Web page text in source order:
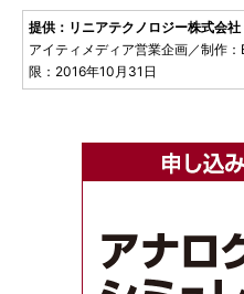
提供：リニアテクノロジー株式会社
アイティメディア営業企画／制作
限：2016年10月31日